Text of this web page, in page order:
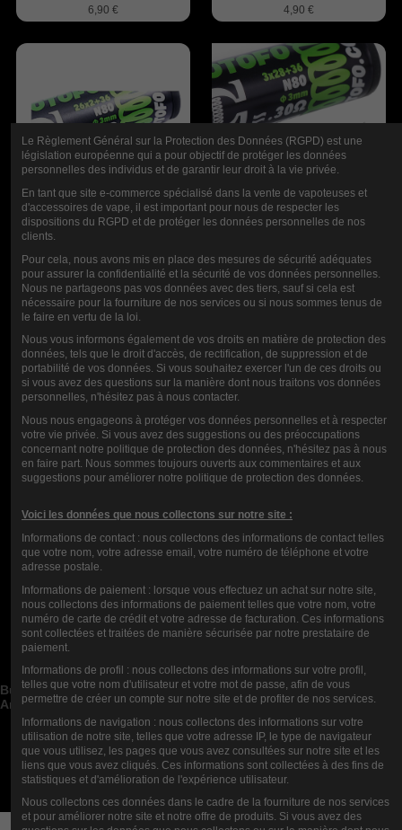
6,90 €
4,90 €
PACK DE 10 BOBINAS DUAL
(26X2+36) WOTOFO
4,80 €
16,90 €
SS316L 200 1.2OHM VANDY VAPE
Contact us
Publicaciones de blog recientes  
Buscar en el blog  
Archivos del blog  
Blog Mejores Autores  
Newsletter
Le Règlement Général sur la Protection des Données (RGPD) est une
législation européenne qui a pour objectif de protéger les données
personnelles des individus et de garantir leur droit à la vie privée.
En tant que site e-commerce spécialisé dans la vente de vapoteuses et
d'accessoires de vape, il est important pour nous de respecter les
dispositions du RGPD et de protéger les données personnelles de nos
clients.
Pour cela, nous avons mis en place des mesures de sécurité adéquates
pour assurer la confidentialité et la sécurité de vos données personnelles.
Nous ne partageons pas vos données avec des tiers, sauf si cela est
nécessaire pour la fourniture de nos services ou si nous sommes tenus de
le faire en vertu de la loi.
Nous vous informons également de vos droits en matière de protection des
données, tels que le droit d'accès, de rectification, de suppression et de
portabilité de vos données. Si vous souhaitez exercer l'un de ces droits ou
si vous avez des questions sur la manière dont nous traitons vos données
personnelles, n'hésitez pas à nous contacter.
Nous nous engageons à protéger vos données personnelles et à respecter
votre vie privée. Si vous avez des suggestions ou des préoccupations
concernant notre politique de protection des données, n'hésitez pas à nous
en faire part. Nous sommes toujours ouverts aux commentaires et aux
suggestions pour améliorer notre politique de protection des données.
Voici les données que nous collectons sur notre site :
Informations de contact : nous collectons des informations de contact telles
que votre nom, votre adresse email, votre numéro de téléphone et votre
adresse postale.
Informations de paiement : lorsque vous effectuez un achat sur notre site,
nous collectons des informations de paiement telles que votre nom, votre
numéro de carte de crédit et votre adresse de facturation. Ces informations
sont collectées et traitées de manière sécurisée par notre prestataire de
paiement.
Informations de profil : nous collectons des informations sur votre profil,
telles que votre nom d'utilisateur et votre mot de passe, afin de vous
permettre de créer un compte sur notre site et de profiter de nos services.
Informations de navigation : nous collectons des informations sur votre
utilisation de notre site, telles que votre adresse IP, le type de navigateur
que vous utilisez, les pages que vous avez consultées sur notre site et les
liens que vous avez cliqués. Ces informations sont collectées à des fins de
statistiques et d'amélioration de l'expérience utilisateur.
Nous collectons ces données dans le cadre de la fourniture de nos services
et pour améliorer notre site et notre offre de produits. Si vous avez des